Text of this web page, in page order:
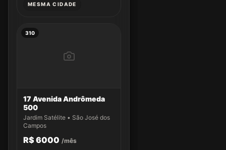
MESMA CIDADE
310
17 Avenida Andrômeda
500
Jardim Satélite • São José dos
Campos
R$ 6000 /mês